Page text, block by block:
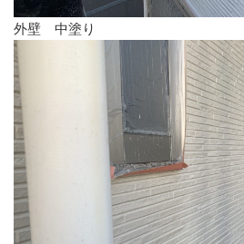
外壁 中塗り